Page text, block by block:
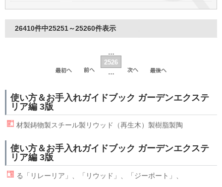
26410件中25251～25260件表示
…
2526
…
使い方＆お手入れガイドブック ガーデンエクステ
リア編 3版
材製鋳物製スチール製 リウッド （再生木）製樹脂製陶
使い方＆お手入れガイドブック ガーデンエクステ
リア編 3版
る「リレーリア」、「 リウッド 」、「ジーポート」、